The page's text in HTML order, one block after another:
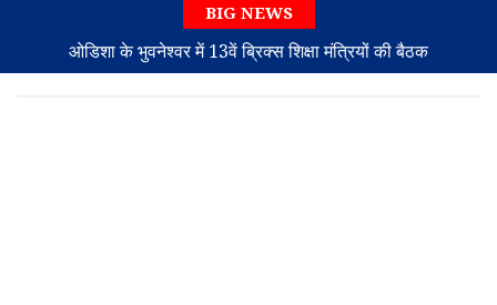
BIG NEWS
ओडिशा के भुवनेश्वर में 13वें ब्रिक्स शिक्षा मंत्रियों की बैठक
कैलिफोर्निया में दर्दनाक हादसा: अकेले ट्रेकिंग पर गए भारतीय मूल के